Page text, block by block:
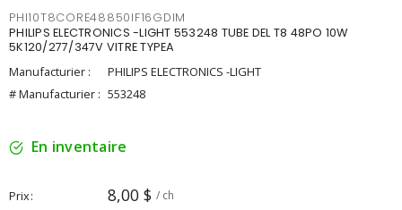
PHI10T8CORE48850IF16GDIM
PHILIPS ELECTRONICS -LIGHT 553248 TUBE DEL T8 48PO 10W
5K120/277/347V VITRE TYPEA
Manufacturier :
PHILIPS ELECTRONICS -LIGHT
# Manufacturier : 553248
En inventaire
Prix 8,00 $ / ch